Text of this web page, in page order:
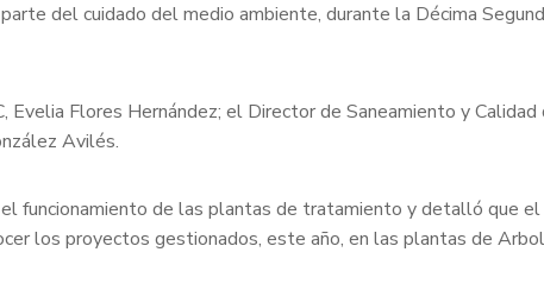
del cuidado del medio ambiente, durante la Décima
Flores Hernández; el Director de Saneamiento y
Avilés.
funcionamiento de las plantas de tratamiento y detalló que
los proyectos gestionados, este año, en las plantas de